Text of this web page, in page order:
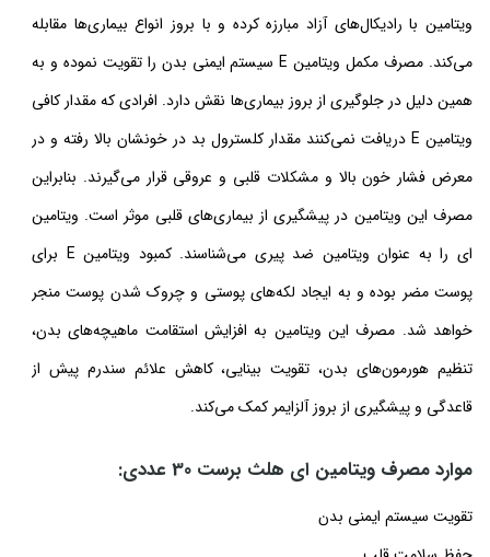
ویتامین با رادیکال‌های آزاد مبارزه کرده و با بروز انواع بیماری‌ها مقابله
می‌کند. مصرف مکمل ویتامین E سیستم ایمنی بدن را تقویت نموده و به
همین دلیل در جلوگیری از بروز بیماری‌ها نقش دارد. افرادی که مقدار کافی
ویتامین E دریافت نمی‌کنند مقدار کلسترول بد در خونشان بالا رفته و در
معرض فشار خون بالا و مشکلات قلبی و عروقی قرار می‌گیرند. بنابراین
مصرف این ویتامین در پیشگیری از بیماری‌های قلبی موثر است. ویتامین
ای را به عنوان ویتامین ضد پیری می‌شناسند.
کمبود ویتامین E برای
پوست مضر بوده و به ایجاد لکه‌های پوستی و چروک شدن پوست منجر
خواهد شد. مصرف این ویتامین به افزایش استقامت ماهیچه‌های بدن،
تنظیم هورمون‌های بدن، تقویت بینایی، کاهش علائم سندرم پیش از
قاعدگی و پیشگیری از بروز آلزایمر کمک می‌کند.
موارد مصرف ویتامین ای هلث برست 30 عددی:
تقویت سیستم ایمنی بدن